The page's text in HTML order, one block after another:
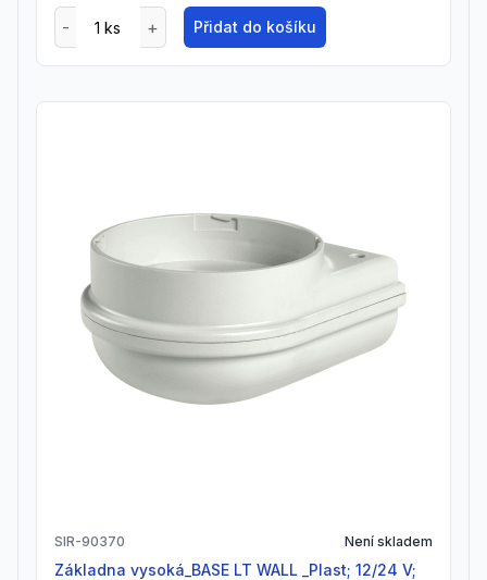
Přidat do košíku
SIR-90370 Není skladem
Základna vysoká_BASE LT WALL _Plast; 12/24 V;